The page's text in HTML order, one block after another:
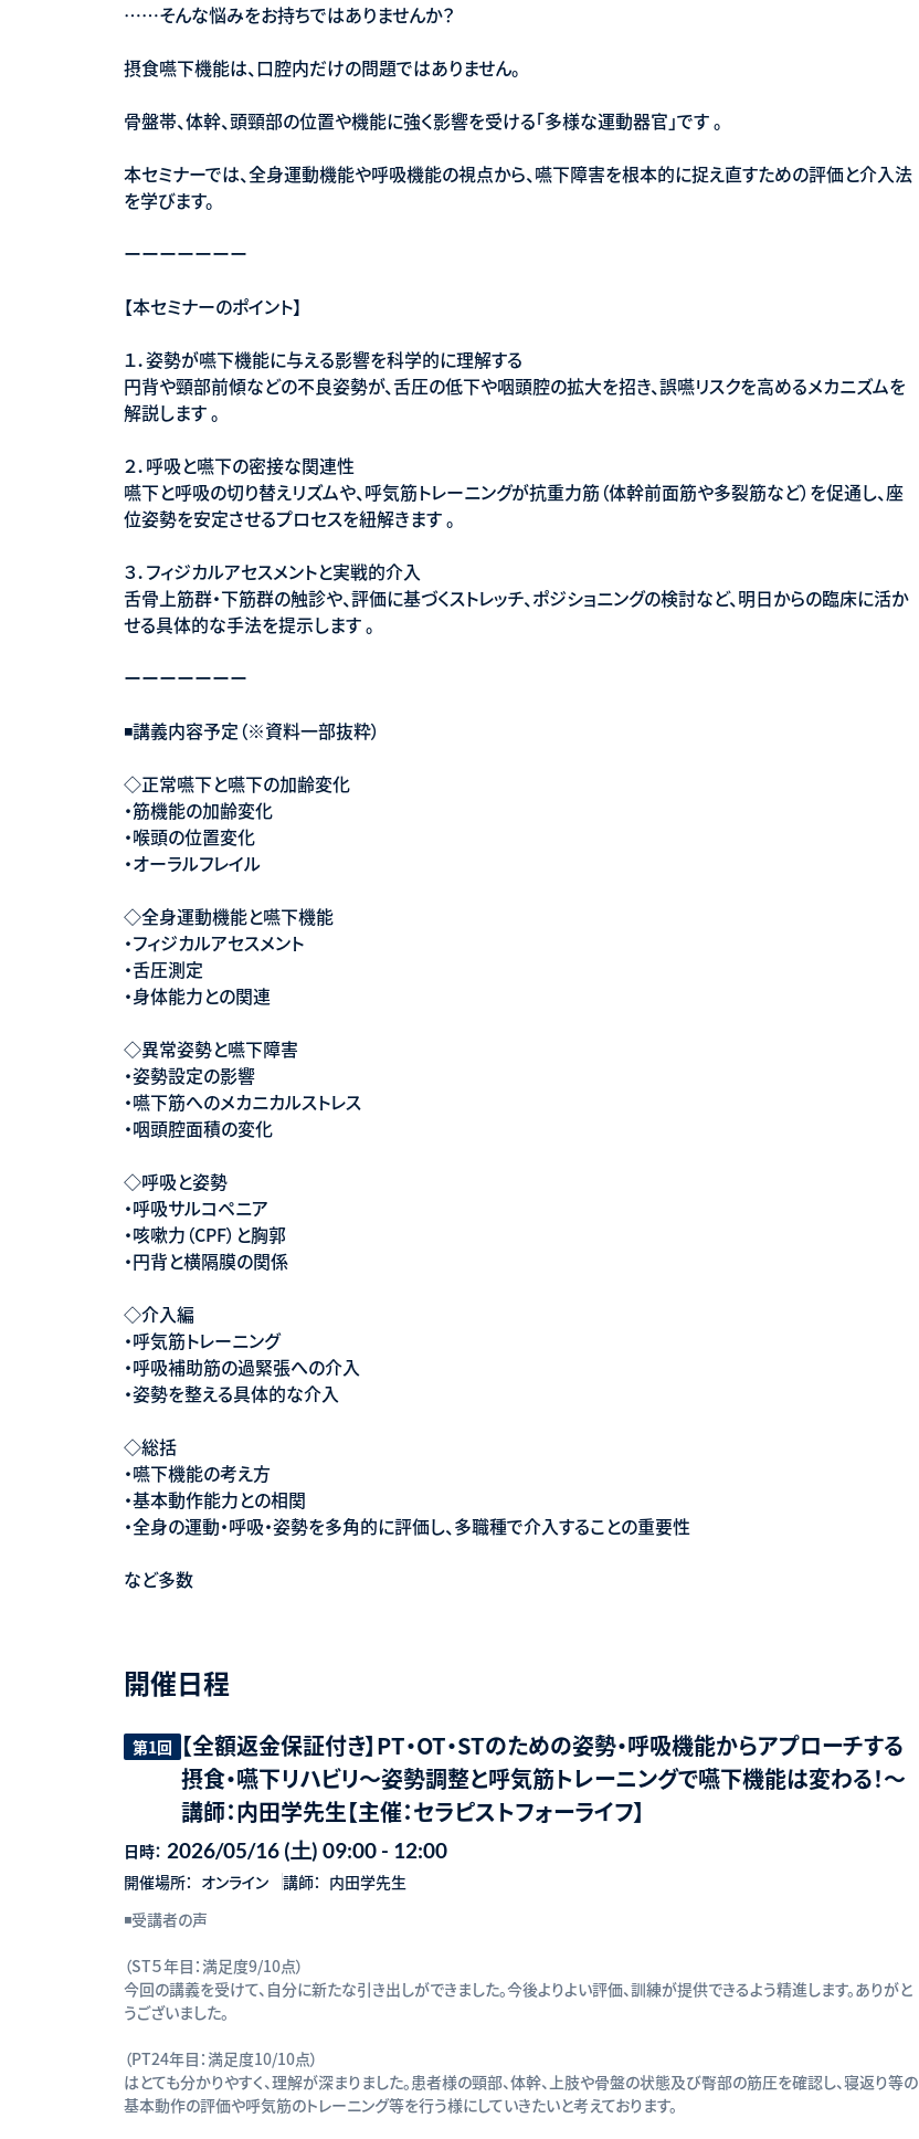
……そんな悩みをお持ちではありませんか？
摂食嚥下機能は、口腔内だけの問題ではありません。
骨盤帯、体幹、頭頸部の位置や機能に強く影響を受ける「多様な運動器官」です 。
本セミナーでは、全身運動機能や呼吸機能の視点から、嚥下障害を根本的に捉え直すための評価と介入法
を学びます。
ーーーーーーー
【本セミナーのポイント】
１．姿勢が嚥下機能に与える影響を科学的に理解する
円背や頸部前傾などの不良姿勢が、舌圧の低下や咽頭腔の拡大を招き、誤嚥リスクを高めるメカニズムを
解説します 。
２．呼吸と嚥下の密接な関連性
嚥下と呼吸の切り替えリズムや、呼気筋トレーニングが抗重力筋（体幹前面筋や多裂筋など）を促通し、座
位姿勢を安定させるプロセスを紐解きます 。
３．フィジカルアセスメントと実戦的介入
舌骨上筋群・下筋群の触診や、評価に基づくストレッチ、ポジショニングの検討など、明日からの臨床に活か
せる具体的な手法を提示します 。
ーーーーーーー
◾️講義内容予定（※資料一部抜粋）
◇正常嚥下と嚥下の加齢変化
・筋機能の加齢変化
・喉頭の位置変化
・オーラルフレイル
◇全身運動機能と嚥下機能
・フィジカルアセスメント
・舌圧測定
・身体能力との関連
◇異常姿勢と嚥下障害
・姿勢設定の影響
・嚥下筋へのメカニカルストレス
・咽頭腔面積の変化
◇呼吸と姿勢
・呼吸サルコペニア
・咳嗽力（CPF）と胸郭
・円背と横隔膜の関係
◇介入編
・呼気筋トレーニング
・呼吸補助筋の過緊張への介入
・姿勢を整える具体的な介入
◇総括
・嚥下機能の考え方
・基本動作能力との相関
・全身の運動・呼吸・姿勢を多角的に評価し、多職種で介入することの重要性
など多数
開催日程
第1回 【全額返金保証付き】PT・OT・STのための姿勢・呼吸機能からアプローチする
摂食・嚥下リハビリ〜姿勢調整と呼気筋トレーニングで嚥下機能は変わる！〜
講師：内田学先生【主催：セラピストフォーライフ】
日時： 2026/05/16 (土) 09:00 - 12:00
開催場所： オンライン 講師： 内田学先⽣
◾️受講者の声
（ST５年目：満足度9/10点）
今回の講義を受けて、自分に新たな引き出しができました。今後よりよい評価、訓練が提供できるよう精進します。ありがと
うございました。
（PT24年目：満足度10/10点）
はとても分かりやすく、理解が深まりました。患者様の頸部、体幹、上肢や骨盤の状態及び臀部の筋圧を確認し、寝返り等の
基本動作の評価や呼気筋のトレーニング等を行う様にしていきたいと考えております。